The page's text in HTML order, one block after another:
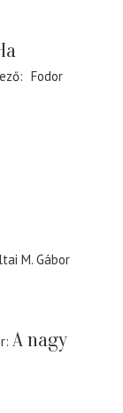
Fodor
M. Gábor
A nagy